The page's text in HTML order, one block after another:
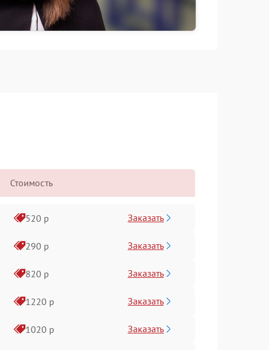
Стоимость
520 р Заказать
290 р Заказать
820 р Заказать
1220 р Заказать
1020 р Заказать